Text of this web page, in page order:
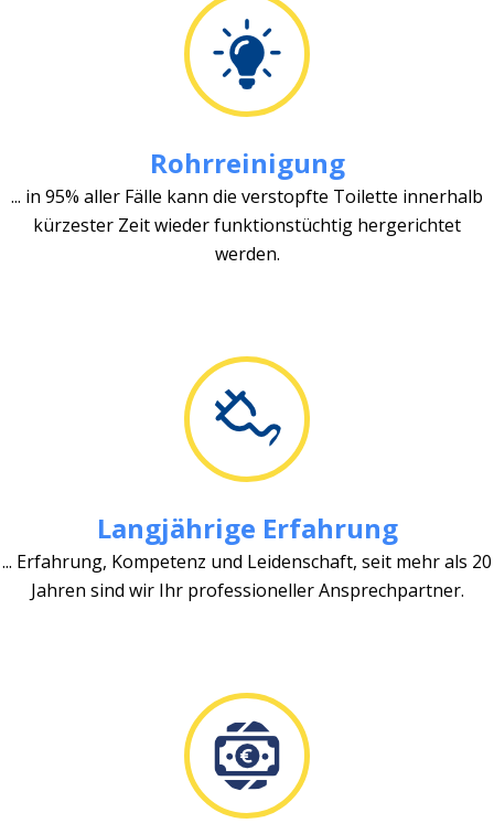
Rohrreinigung
... in 95% aller Fälle kann die verstopfte Toilette innerhalb
kürzester Zeit wieder funktionstüchtig hergerichtet
werden.
Langjährige Erfahrung
... Erfahrung, Kompetenz und Leidenschaft, seit mehr als 20
Jahren sind wir Ihr professioneller Ansprechpartner.